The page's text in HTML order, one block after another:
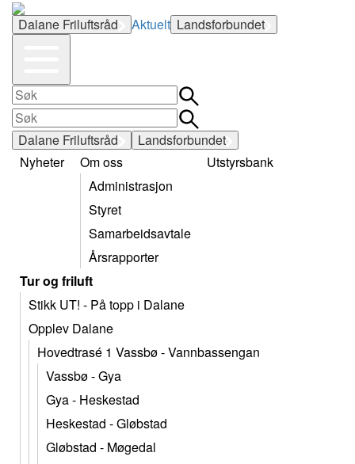
Dalane Friluftsråd Aktuelt Landsforbundet
Dalane Friluftsråd
Landsforbundet
Nyheter
Om oss
Administrasjon
Styret
Samarbeidsavtale
Årsrapporter
Utstyrsbank
Tur og friluft
Stikk UT! - På topp i Dalane
Opplev Dalane
Hovedtrasé 1 Vassbø - Vannbassengan
Vassbø - Gya
Gya - Heskestad
Heskestad - Gløbstad
Gløbstad - Møgedal